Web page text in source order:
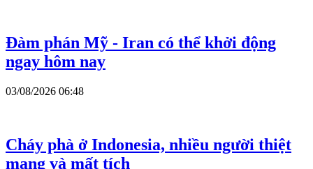
Đàm phán Mỹ - Iran có thể khởi động
ngay hôm nay
03/08/2026 06:48
Cháy phà ở Indonesia, nhiều người thiệt
mạng và mất tích